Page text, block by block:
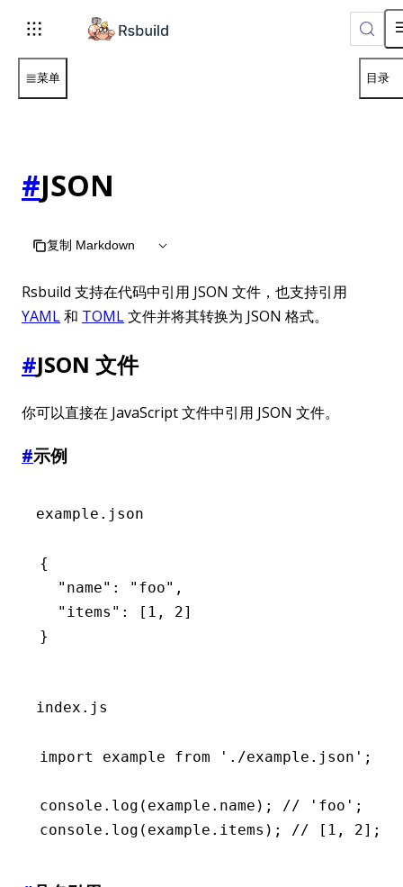
菜单 目录
#JSON
复制 Markdown
Rsbuild 支持在代码中引用 JSON 文件，也支持引用
YAML和 TOML文件并将其转换为 JSON 格式。
#JSON 文件
你可以直接在 JavaScript 文件中引用 JSON 文件。
#示例
example.json
{
  "name"
: "foo" ,
  "items"
: [ 1 , 2]
}
index.js
import example from './example.json' ;
console .log ( example .name); // 'foo';
console .log ( example .items); // [1, 2];